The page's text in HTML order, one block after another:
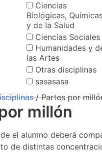
Ciencias
Biológicas,
y de la Salud
Ciencias Sociales
Humanidades y
las Artes
Otras disciplinas
sasasasa
/ Partes por
millón
el alumno deberá
de distintas